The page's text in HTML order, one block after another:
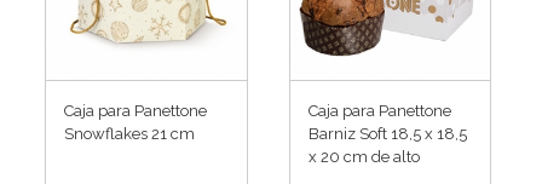
Caja para Panettone
Snowflakes 21 cm
Caja para Panettone
Barniz Soft 18,5 x 18,5
x 20 cm de alto